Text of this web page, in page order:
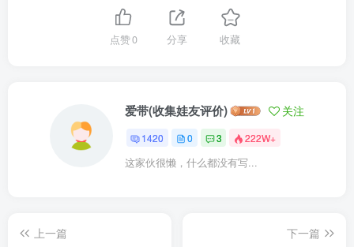
点赞0 分享 收藏
爱带(收集娃友评价) 关注
1420 0 3 222W+
这家伙很懒，什么都没有写...
上一篇
下一篇